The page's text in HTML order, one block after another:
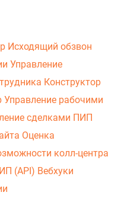
Исходящий обзвон
Управление
Конструктор
Управление рабочими
сделками ПИП
Оценка
колл-центра
(API) Вебхуки